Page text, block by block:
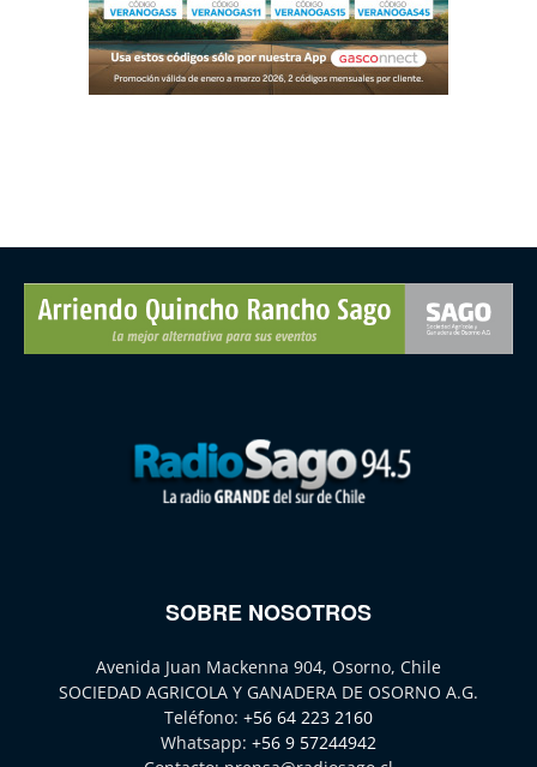
SOBRE NOSOTROS
Avenida Juan Mackenna 904, Osorno, Chile
SOCIEDAD AGRICOLA Y GANADERA DE OSORNO A.G.
Teléfono: +56 64 223 2160
Whatsapp: +56 9 57244942